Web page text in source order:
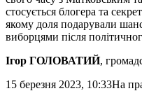
стосується блогера та
якому доля подарували
виборцями після
Ігор ГОЛОВАТИЙ,
15 березня 2023, 10:33На